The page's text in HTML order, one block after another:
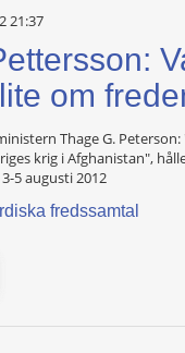
21:37
om
Thage G.
krig i Afghanistan",
5 augusti 2012
fredssamtal